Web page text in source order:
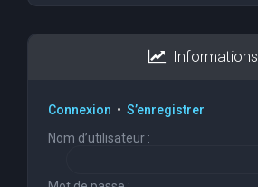
Informations
Connexion • S’enregistrer
Nom d’utilisateur :